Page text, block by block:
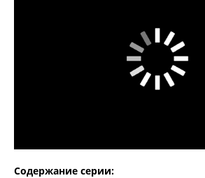
Содержание серии: